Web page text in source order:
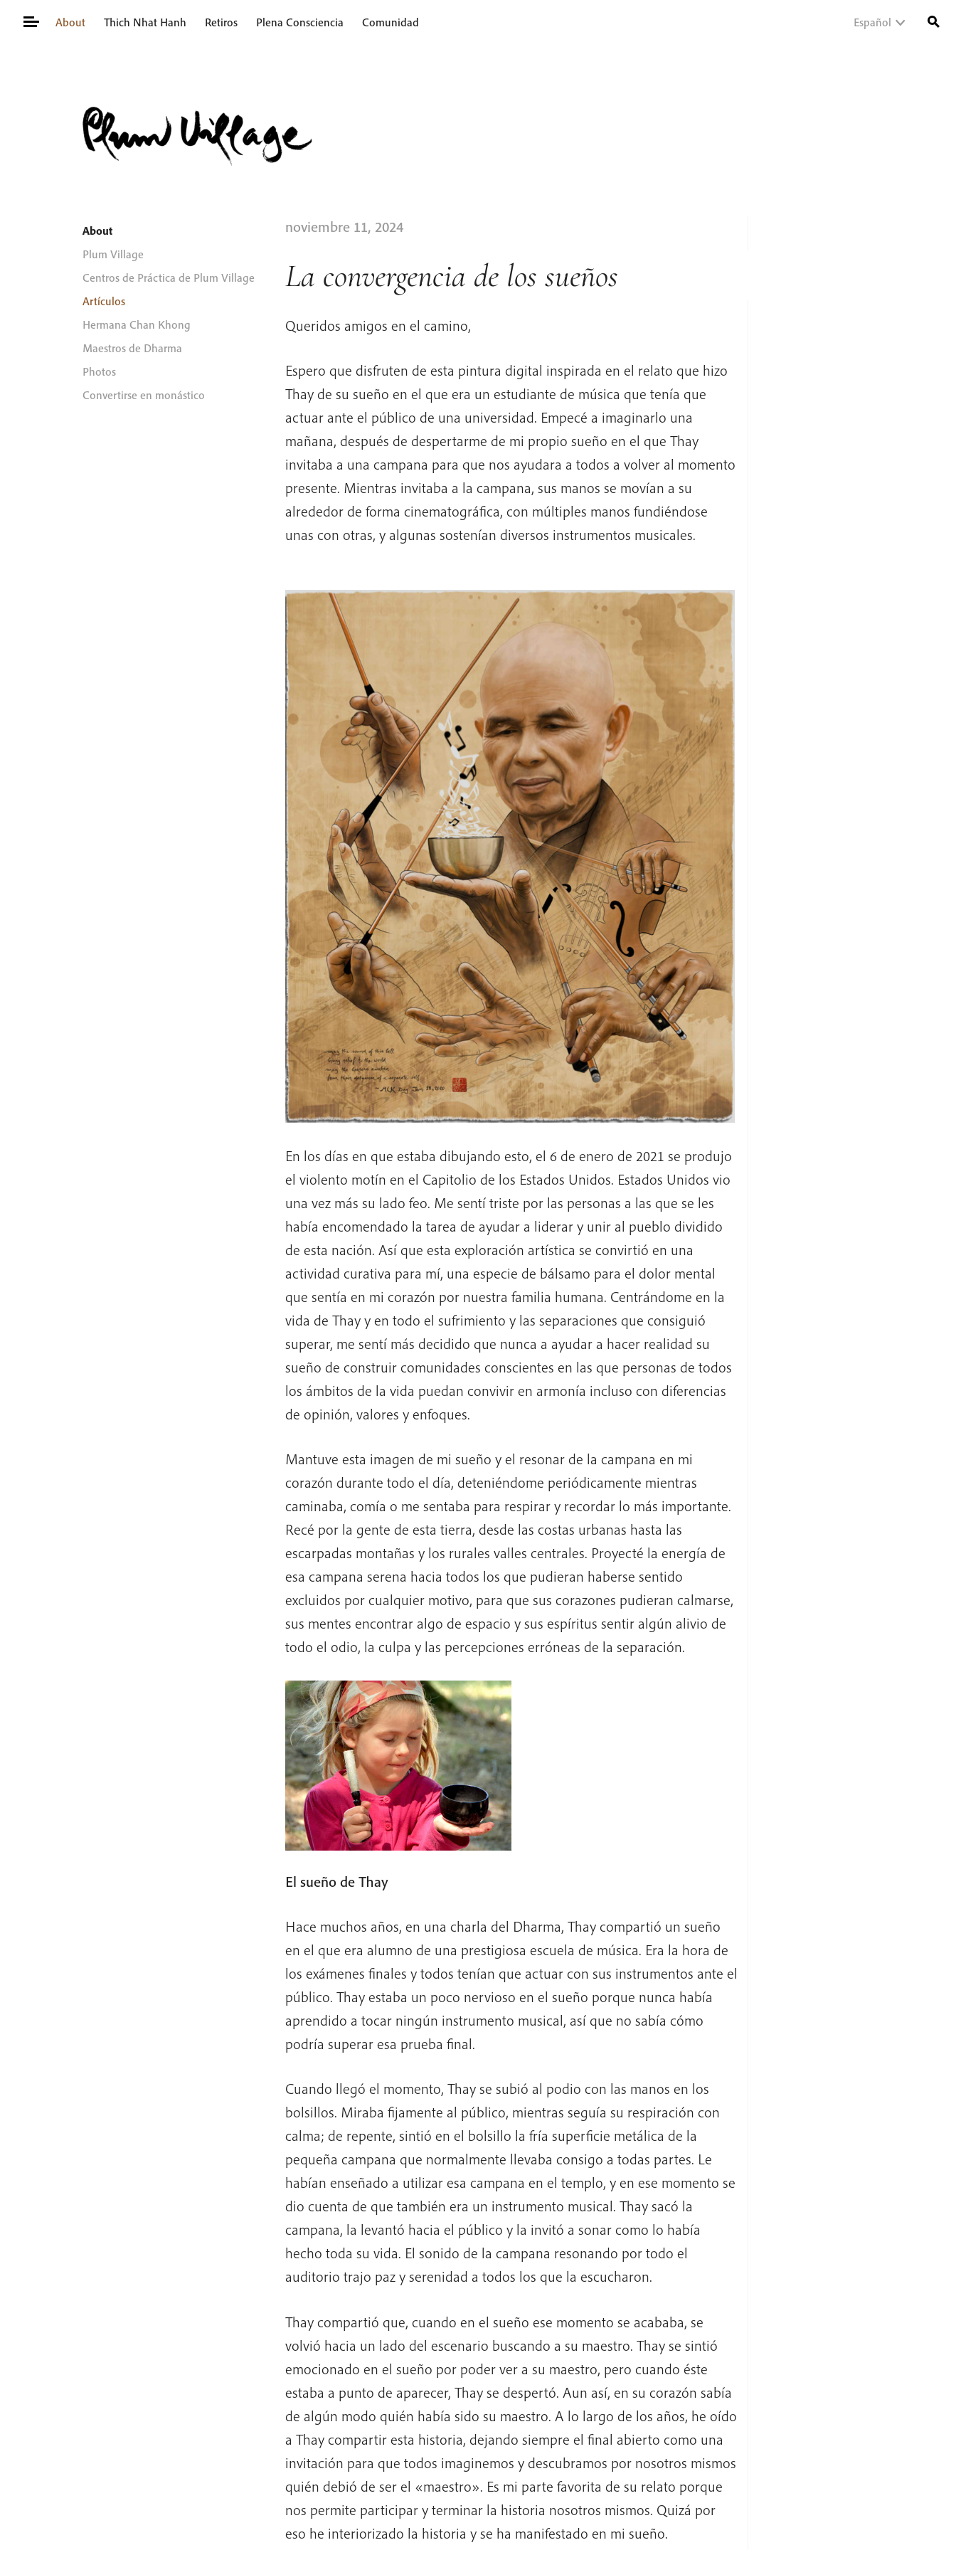
About Thich Nhat Hanh Retiros Plena Consciencia Comunidad Español
About
Plum Village
Centros de Práctica de Plum Village
Artículos
Hermana Chan Khong
Maestros de Dharma
Photos
Convertirse en monástico
noviembre 11, 2024
La convergencia de los sueños
Queridos amigos en el camino,
Espero que disfruten de esta pintura digital inspirada en el relato que hizo
Thay de su sueño en el que era un estudiante de música que tenía que
actuar ante el público de una universidad. Empecé a imaginarlo una
mañana, después de despertarme de mi propio sueño en el que Thay
invitaba a una campana para que nos ayudara a todos a volver al momento
presente. Mientras invitaba a la campana, sus manos se movían a su
alrededor de forma cinematográfica, con múltiples manos fundiéndose
unas con otras, y algunas sostenían diversos instrumentos musicales.
En los días en que estaba dibujando esto, el 6 de enero de 2021 se produjo
el violento motín en el Capitolio de los Estados Unidos. Estados Unidos vio
una vez más su lado feo. Me sentí triste por las personas a las que se les
había encomendado la tarea de ayudar a liderar y unir al pueblo dividido
de esta nación. Así que esta exploración artística se convirtió en una
actividad curativa para mí, una especie de bálsamo para el dolor mental
que sentía en mi corazón por nuestra familia humana. Centrándome en la
vida de Thay y en todo el sufrimiento y las separaciones que consiguió
superar, me sentí más decidido que nunca a ayudar a hacer realidad su
sueño de construir comunidades conscientes en las que personas de todos
los ámbitos de la vida puedan convivir en armonía incluso con diferencias
de opinión, valores y enfoques.
Mantuve esta imagen de mi sueño y el resonar de la campana en mi
corazón durante todo el día, deteniéndome periódicamente mientras
caminaba, comía o me sentaba para respirar y recordar lo más importante.
Recé por la gente de esta tierra, desde las costas urbanas hasta las
escarpadas montañas y los rurales valles centrales. Proyecté la energía de
esa campana serena hacia todos los que pudieran haberse sentido
excluidos por cualquier motivo, para que sus corazones pudieran calmarse,
sus mentes encontrar algo de espacio y sus espíritus sentir algún alivio de
todo el odio, la culpa y las percepciones erróneas de la separación.
El sueño de Thay
Hace muchos años, en una charla del Dharma, Thay compartió un sueño
en el que era alumno de una prestigiosa escuela de música. Era la hora de
los exámenes finales y todos tenían que actuar con sus instrumentos ante el
público. Thay estaba un poco nervioso en el sueño porque nunca había
aprendido a tocar ningún instrumento musical, así que no sabía cómo
podría superar esa prueba final.
Cuando llegó el momento, Thay se subió al podio con las manos en los
bolsillos. Miraba fijamente al público, mientras seguía su respiración con
calma; de repente, sintió en el bolsillo la fría superficie metálica de la
pequeña campana que normalmente llevaba consigo a todas partes. Le
habían enseñado a utilizar esa campana en el templo, y en ese momento se
dio cuenta de que también era un instrumento musical. Thay sacó la
campana, la levantó hacia el público y la invitó a sonar como lo había
hecho toda su vida. El sonido de la campana resonando por todo el
auditorio trajo paz y serenidad a todos los que la escucharon.
Thay compartió que, cuando en el sueño ese momento se acababa, se
volvió hacia un lado del escenario buscando a su maestro. Thay se sintió
emocionado en el sueño por poder ver a su maestro, pero cuando éste
estaba a punto de aparecer, Thay se despertó. Aun así, en su corazón sabía
de algún modo quién había sido su maestro. A lo largo de los años, he oído
a Thay compartir esta historia, dejando siempre el final abierto como una
invitación para que todos imaginemos y descubramos por nosotros mismos
quién debió de ser el «maestro». Es mi parte favorita de su relato porque
nos permite participar y terminar la historia nosotros mismos. Quizá por
eso he interiorizado la historia y se ha manifestado en mi sueño.